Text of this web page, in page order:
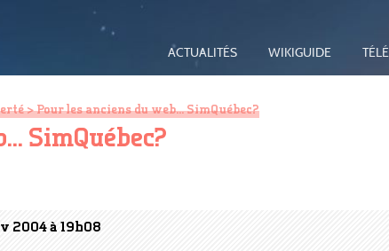
ACTUALITÉS WIKIGUIDE
> Pour les anciens du web... SimQuébec?
SimQuébec?
2004 à 19h08